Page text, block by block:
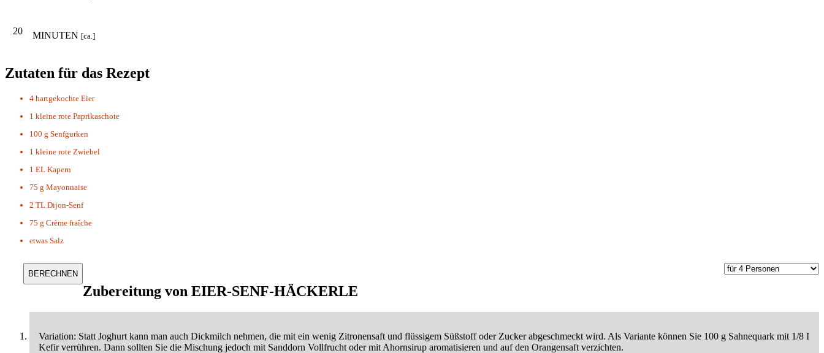
20 MINUTEN [ca.]
Zutaten für das Rezept
4 hartgekochte Eier
1 kleine rote Paprikaschote
100 g Senfgurken
1 kleine rote Zwiebel
1 EL Kapern
75 g Mayonnaise
2 TL Dijon-Senf
75 g Crème fraîche
etwas Salz
Zubereitung von EIER-SENF-HÄCKERLE
Variation: Statt Joghurt kann man auch Dickmilch nehmen, die mit ein wenig Zitronensaft und flüssigem Süßstoff oder Zucker abgeschmeckt wird. Als Variante können Sie 100 g Sahnequark mit 1/8 I
Kefir verrühren. Dann sollten Sie die Mischung jedoch mit Sanddorn Vollfrucht oder mit Ahornsirup aromatisieren und auf den Orangensaft verzichten.